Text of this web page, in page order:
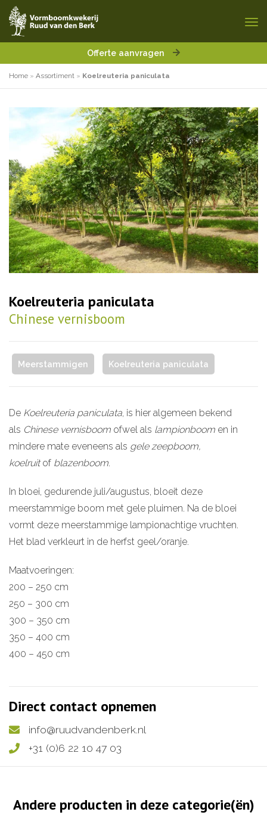
Offerte aanvragen
Home » Assortiment » Koelreuteria paniculata
Koelreuteria paniculata
Chinese vernisboom
Meerstammigen Koelreuteria paniculata
De Koelreuteria paniculata, is hier algemeen bekend
als Chinese vernisboom ofwel als lampionboom en in
mindere mate eveneens als gele zeepboom,
koelruitof blazenboom.
In bloei, gedurende juli/augustus, bloeit deze
meerstammige boom met gele pluimen. Na de bloei
vormt deze meerstammige lampionachtige vruchten.
Het blad verkleurt in de herfst geel/oranje.
Maatvoeringen:
200 – 250 cm
250 – 300 cm
300 – 350 cm
350 – 400 cm
400 – 450 cm
Direct contact opnemen
info@ruudvandenberk.nl
+31 (0)6 22 10 47 03
Andere producten in deze categorie(ën)